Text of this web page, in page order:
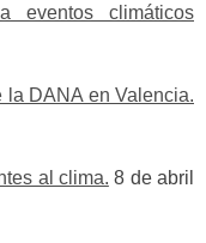
eventos climáticos
la DANA en Valencia.
al clima. 8 de abril